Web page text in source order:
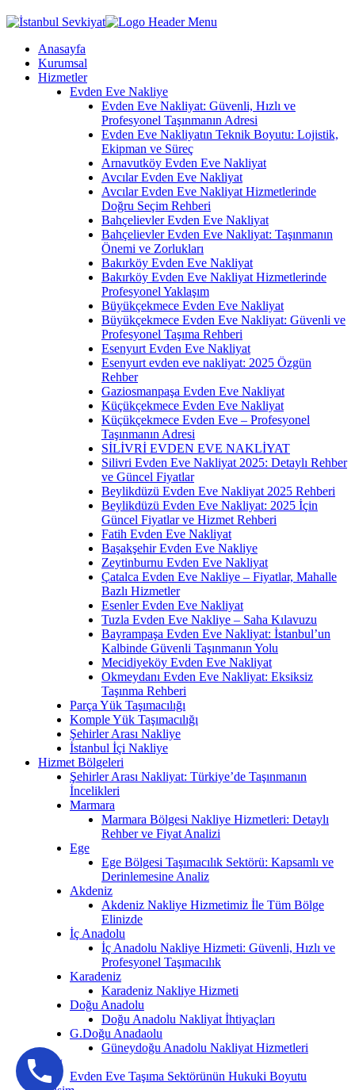
Anasayfa
Kurumsal
Hizmetler
Evden Eve Nakliye
Evden Eve Nakliyat: Güvenli, Hızlı ve
Profesyonel Taşınmanın Adresi
Evden Eve Nakliyatın Teknik Boyutu: Lojistik,
Ekipman ve Süreç
Arnavutköy Evden Eve Nakliyat
Avcılar Evden Eve Nakliyat
Avcılar Evden Eve Nakliyat Hizmetlerinde
Doğru Seçim Rehberi
Bahçelievler Evden Eve Nakliyat
Bahçelievler Evden Eve Nakliyat: Taşınmanın
Önemi ve Zorlukları
Bakırköy Evden Eve Nakliyat
Bakırköy Evden Eve Nakliyat Hizmetlerinde
Profesyonel Yaklaşım
Büyükçekmece Evden Eve Nakliyat
Büyükçekmece Evden Eve Nakliyat: Güvenli ve
Profesyonel Taşıma Rehberi
Esenyurt Evden Eve Nakliyat
Esenyurt evden eve nakliyat: 2025 Özgün
Rehber
Gaziosmanpaşa Evden Eve Nakliyat
Küçükçekmece Evden Eve Nakliyat
Küçükçekmece Evden Eve – Profesyonel
Taşınmanın Adresi
SİLİVRİ EVDEN EVE NAKLİYAT
Silivri Evden Eve Nakliyat 2025: Detaylı Rehber
ve Güncel Fiyatlar
Beylikdüzü Evden Eve Nakliyat 2025 Rehberi
Beylikdüzü Evden Eve Nakliyat: 2025 İçin
Güncel Fiyatlar ve Hizmet Rehberi
Fatih Evden Eve Nakliyat
Başakşehir Evden Eve Nakliye
Zeytinburnu Evden Eve Nakliyat
Çatalca Evden Eve Nakliye – Fiyatlar, Mahalle
Bazlı Hizmetler
Esenler Evden Eve Nakliyat
Tuzla Evden Eve Nakliye – Saha Kılavuzu
Bayrampaşa Evden Eve Nakliyat: İstanbul’un
Kalbinde Güvenli Taşınmanın Yolu
Mecidiyeköy Evden Eve Nakliyat
Okmeydanı Evden Eve Nakliyat: Eksiksiz
Taşınma Rehberi
Parça Yük Taşımacılığı
Komple Yük Taşımacılığı
Şehirler Arası Nakliye
İstanbul İçi Nakliye
Hizmet Bölgeleri
Şehirler Arası Nakliyat: Türkiye’de Taşınmanın
İncelikleri
Marmara
Marmara Bölgesi Nakliye Hizmetleri: Detaylı
Rehber ve Fiyat Analizi
Ege
Ege Bölgesi Taşımacılık Sektörü: Kapsamlı ve
Derinlemesine Analiz
Akdeniz
Akdeniz Nakliye Hizmetimiz İle Tüm Bölge
Elinizde
İç Anadolu
İç Anadolu Nakliye Hizmeti: Güvenli, Hızlı ve
Profesyonel Taşımacılık
Karadeniz
Karadeniz Nakliye Hizmeti
Doğu Anadolu
Doğu Anadolu Nakliyat İhtiyaçları
G.Doğu Anadaolu
Güneydoğu Anadolu Nakliyat Hizmetleri
Blog
Evden Eve Taşıma Sektörünün Hukuki Boyutu